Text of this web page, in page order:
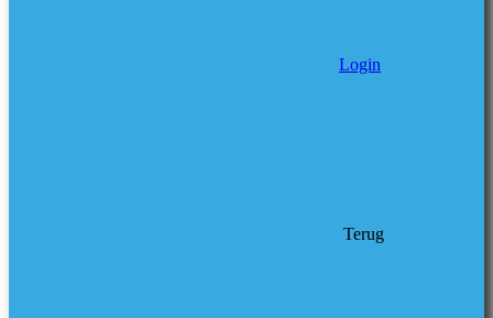
Login
Terug